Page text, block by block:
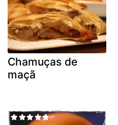
Chamuças de
maçã